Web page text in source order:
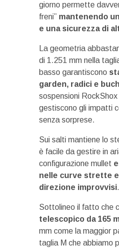
giorno permette
freni” mantenendo
e una sicurezza di
La geometria
di 1.251 mm nella
basso garantiscono
garden, radici e
sospensioni
gestiscono gli impatti
senza sorprese.
Sui salti mantiene lo
è facile da gestire in
configurazione mullet
nelle curve strette
direzione improvvisi.
Sottolineo il fatto che
telescopico da 165
mm come la maggior
taglia M che abbiamo